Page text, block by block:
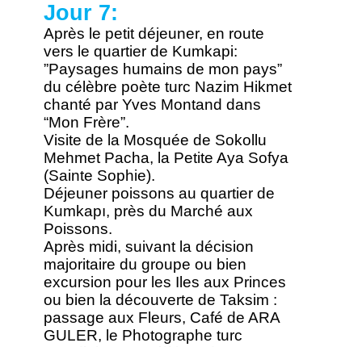
Jour 7:
Après le petit déjeuner, en route
vers le quartier de Kumkapi:
”Paysages humains de mon pays”
du célèbre poète turc Nazim Hikmet
chanté par Yves Montand dans
“Mon Frère”.
Visite de la Mosquée de Sokollu
Mehmet Pacha, la Petite Aya Sofya
(Sainte Sophie).
Déjeuner poissons au quartier de
Kumkapı, près du Marché aux
Poissons.
Après midi, suivant la décision
majoritaire du groupe ou bien
excursion pour les Iles aux Princes
ou bien la découverte de Taksim :
passage aux Fleurs, Café de ARA
GULER, le Photographe turc